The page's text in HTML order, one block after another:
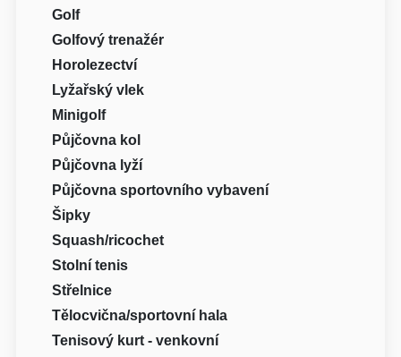
Golf
Golfový trenažér
Horolezectví
Lyžařský vlek
Minigolf
Půjčovna kol
Půjčovna lyží
Půjčovna sportovního vybavení
Šipky
Squash/ricochet
Stolní tenis
Střelnice
Tělocvična/sportovní hala
Tenisový kurt - venkovní